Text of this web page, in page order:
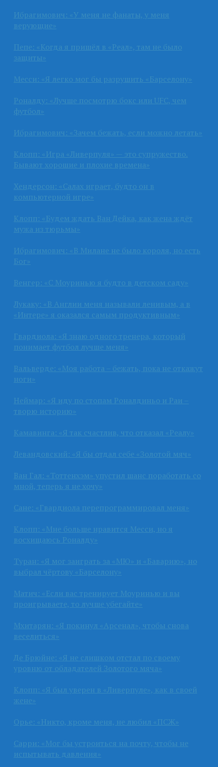
Ибрагимович: «У меня не фанаты, у меня
верующие»
Пепе: «Когда я пришёл в «Реал», там не было
защиты»
Месси: «Я легко мог бы разрушить «Барселону»
Роналду: «Лучше посмотрю бокс или UFC, чем
футбол»
Ибрагимович: «Зачем бежать, если можно летать»
Клопп: «Игра «Ливерпуля» — это супружество.
Бывают хорошие и плохие времена»
Хендерсон: «Салах играет, будто он в
компьютерной игре»
Клопп: «Будем ждать Ван Дейка, как жена ждёт
мужа из тюрьмы»
Ибрагимович: «В Милане не было короля, но есть
Бог»
Венгер: «С Моуринью я будто в детском саду»
Лукаку: «В Англии меня называли ленивым, а в
«Интере» я оказался самым продуктивным»
Гвардиола: «Я знаю одного тренера, который
понимает футбол лучше меня»
Вальверде: «Моя работа – бежать, пока не откажут
ноги»
Неймар: «Я иду по стопам Роналдиньо и Раи –
творю историю»
Камавинга: «Я так счастлив, что отказал «Реалу»
Левандовский: «Я бы отдал себе «Золотой мяч»
Ван Гал: «Тоттенхэм» упустил шанс поработать со
мной, теперь я не хочу»
Сане: «Гвардиола перепрограммировал меня»
Клопп: «Мне больше нравится Месси, но я
восхищаюсь Роналду»
Туран: «Я мог заиграть за «МЮ» и «Баварию», но
выбрал чёртову «Барселону»
Матич: «Если вас тренирует Моуринью и вы
проигрываете, то лучше убегайте»
Мхитарян: «Я покинул «Арсенал», чтобы снова
веселиться»
Де Брюйне: «Я не слишком отстал по своему
уровню от обладателей Золотого мяча»
Клопп: «Я был уверен в «Ливерпуле», как в своей
жене»
Орье: «Никто, кроме меня, не любил «ПСЖ»
Сарри: «Мог бы устроиться на почту, чтобы не
испытывать давления»